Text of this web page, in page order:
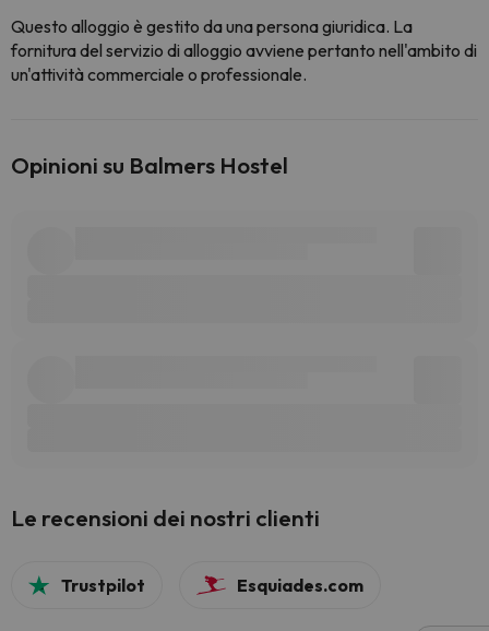
Questo alloggio è gestito da una persona giuridica. La
fornitura del servizio di alloggio avviene pertanto nell'ambito di
un'attività commerciale o professionale.
Opinioni su Balmers Hostel
Le recensioni dei nostri clienti
Trustpilot Esquiades.com